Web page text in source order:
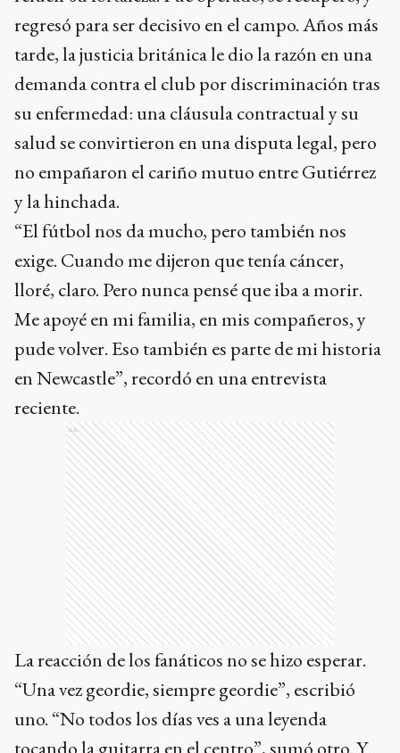
regresó para ser decisivo en el campo. Años más
tarde, la justicia británica le dio la razón en una
demanda contra el club por discriminación tras
su enfermedad: una cláusula contractual y su
salud se convirtieron en una disputa legal, pero
no empañaron el cariño mutuo entre Gutiérrez
y la hinchada.
“El fútbol nos da mucho, pero también nos
exige. Cuando me dijeron que tenía cáncer,
lloré, claro. Pero nunca pensé que iba a morir.
Me apoyé en mi familia, en mis compañeros, y
pude volver. Eso también es parte de mi historia
en Newcastle”, recordó en una entrevista
reciente.
Ads
La reacción de los fanáticos no se hizo esperar.
“Una vez geordie, siempre geordie”, escribió
uno. “No todos los días ves a una leyenda